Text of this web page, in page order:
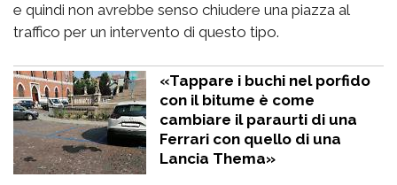
e quindi non avrebbe senso chiudere una piazza al
traffico per un intervento di questo tipo.
«Tappare i buchi nel porfido
con il bitume è come
cambiare il paraurti di una
Ferrari con quello di una
Lancia Thema»